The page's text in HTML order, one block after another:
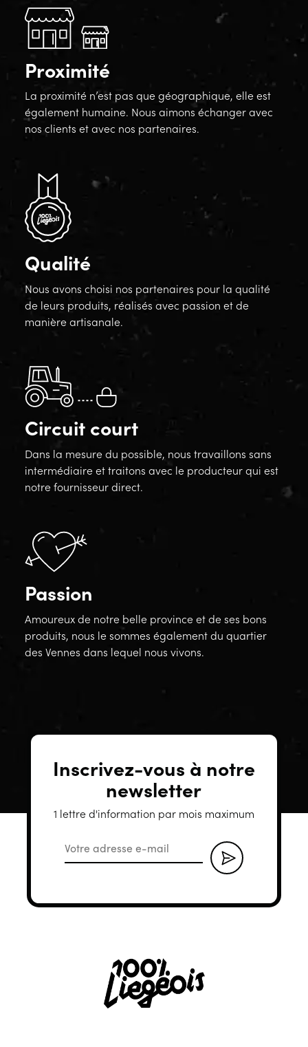
Proximité
La proximité n’est pas que géographique, elle est
également humaine. Nous aimons échanger avec
nos clients et avec nos partenaires.
Qualité
Nous avons choisi nos partenaires pour la qualité
de leurs produits, réalisés avec passion et de
manière artisanale.
Circuit court
Dans la mesure du possible, nous travaillons sans
intermédiaire et traitons avec le producteur qui est
notre fournisseur direct.
Passion
Amoureux de notre belle province et de ses bons
produits, nous le sommes également du quartier
des Vennes dans lequel nous vivons.
Inscrivez-vous à notre
newsletter
1 lettre d'information par mois maximum